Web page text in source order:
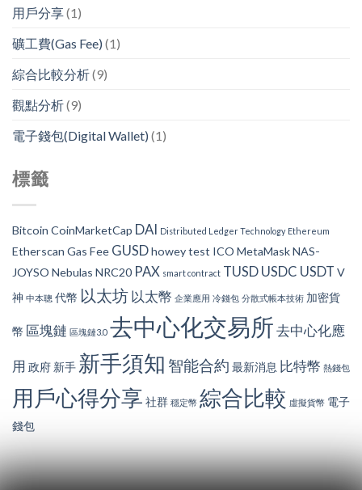
用戶分享(1)
礦工費(Gas Fee) (1)
綜合比較分析(9)
觀點分析(9)
電子錢包(Digital Wallet) (1)
標籤
Bitcoin CoinMarketCap DAI Distributed Ledger Technology Ethereum
Etherscan Gas Fee GUSDhowey test ICO MetaMaskNAS-
JOYSO Nebulas NRC20 PAX smart contract TUSD USDC USDT V
神 中本聰 代幣 以太坊 以太幣 企業應用 冷錢包 分散式帳本技術 加密貨
幣 區塊鏈 區塊鏈3.0 去中心化交易所 去中心化應
用 政府 新手 新手須知 智能合約 最新消息 比特幣 熱錢包
用戶心得分享 社群 穩定幣 綜合比較 虛擬貨幣 電子
錢包